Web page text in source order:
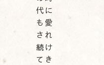
代に
も愛
され
続け
てき